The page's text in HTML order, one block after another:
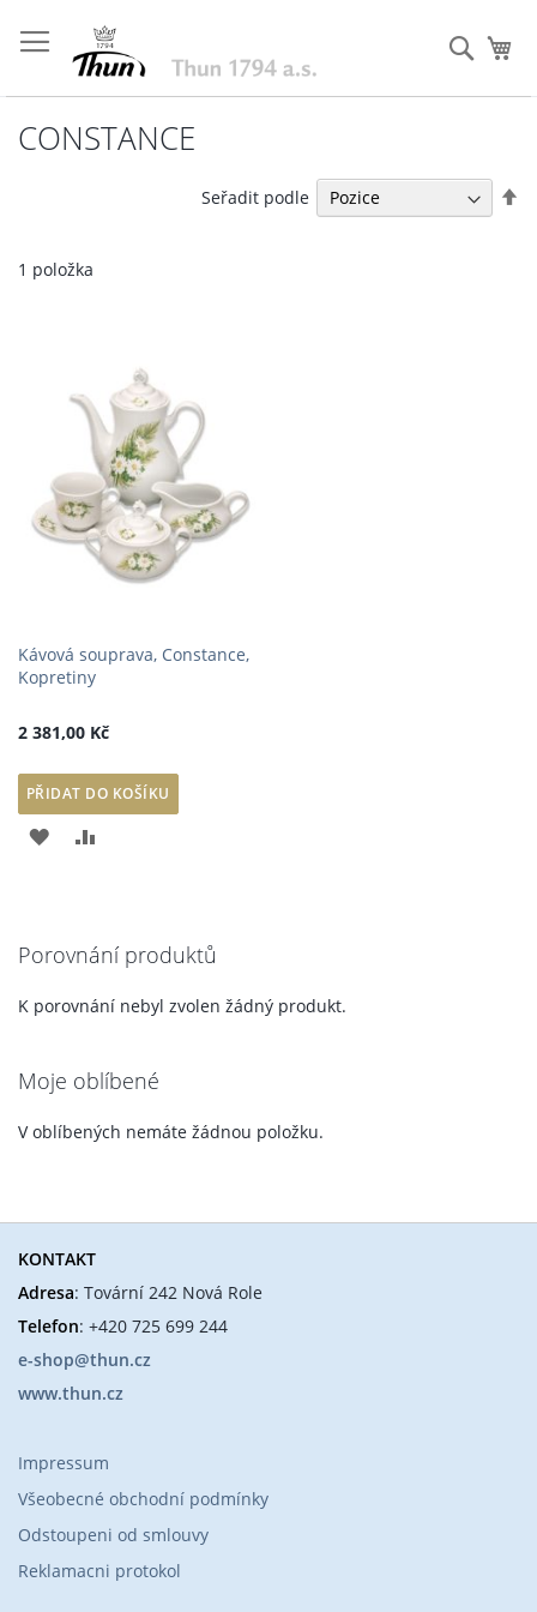
na
obsah
Hledat
CONSTANCE
1 položka
Seřadit podle
Kávová souprava, Constance,
Kopretiny
2 381,00 Kč
PŘIDAT DO KOŠÍKU
PŘIDAT
Porovnání produktů
K porovnání nebyl zvolen žádný produkt.
Moje oblíbené
V oblíbených nemáte žádnou položku.
KONTAKT
Adresa: Tovární 242 Nová Role
Telefon: +420 725 699 244
e-shop@thun.cz
www.thun.cz
Impressum
Všeobecné obchodní podmínky
Odstoupeni od smlouvy
Reklamacni protokol